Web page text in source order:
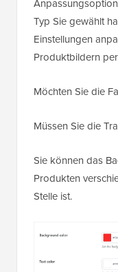
Typ Sie gewählt
Einstellungen
Produktbildern
Möchten Sie die
Müssen Sie die
Sie können das
Produkten
Stelle ist.